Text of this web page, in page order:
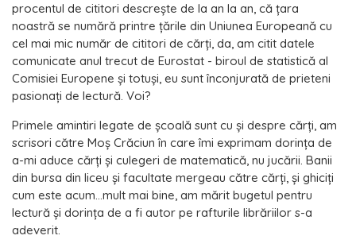
procentul de cititori descreşte de la an la an, că ţara
noastră se numără printre țările din Uniunea Europeană cu
cel mai mic număr de cititori de cărți, da, am citit datele
comunicate anul trecut de Eurostat - biroul de statistică al
Comisiei Europene şi totuşi, eu sunt înconjurată de prieteni
pasionaţi de lectură. Voi?
Primele amintiri legate de şcoală sunt cu şi despre cărţi, am
scrisori către Moş Crăciun în care îmi exprimam dorinţa de
a-mi aduce cărţi şi culegeri de matematică, nu jucării. Banii
din bursa din liceu şi facultate mergeau către cărţi, şi ghiciţi
cum este acum…mult mai bine, am mărit bugetul pentru
lectură şi dorinţa de a fi autor pe rafturile librăriilor s-a
adeverit.